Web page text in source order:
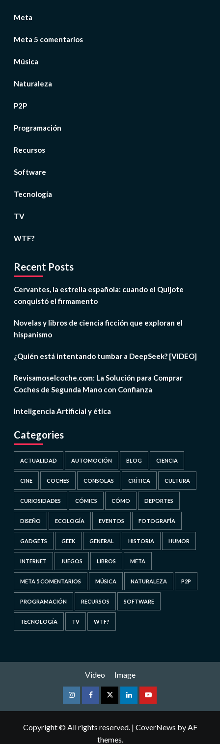
Meta
Meta 5 comentarios
Música
Naturaleza
P2P
Programación
Recursos
Software
Tecnología
TV
WTF?
Recent Posts
Cervantes, la estrella española: cuando el Quijote
conquistó el firmamento
Novelas y libros de ciencia ficción que exploran el
hispanismo
¿Quién está intentando tumbar a DeepSeek? [VIDEO]
Revisamoselcoche.com: La Solución para Comprar
Coches de Segunda Mano con Confianza
Inteligencia Artificial y ética
Categories
ACTUALIDAD AUTOMOCIÓN BLOG CIENCIA
CINE COCHES CONSOLAS CRÍTICA CULTURA
CURIOSIDADES CÓMICS CÓMO DEPORTES
DISEÑO ECOLOGÍA EVENTOS FOTOGRAFÍA
GADGETS GEEK GENERAL HISTORIA HUMOR
INTERNET JUEGOS LIBROS META
META 5 COMENTARIOS MÚSICA NATURALEZA P2P
PROGRAMACIÓN RECURSOS SOFTWARE
TECNOLOGÍA TV WTF?
Video Image
InstagramFacebookTwitterLinkedinYoutube
Copyright © All rights reserved. | CoverNews by AF
themes.